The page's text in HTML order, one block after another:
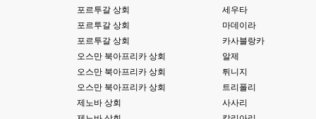
포르투갈 상회
세우타
포르투갈 상회
마데이라
포르투갈 상회
카사블랑카
오스만 북아프리카 상회
알제
오스만 북아프리카 상회
튀니지
오스만 북아프리카 상회
트리폴리
제노바 상회
사사리
비슷은한데 또 불편한부분도 많더라구요